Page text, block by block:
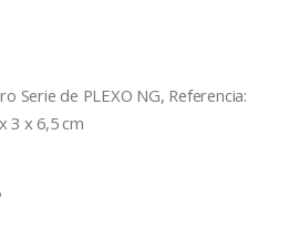
Serie de PLEXO NG, Referencia:
3 x 6,5 cm